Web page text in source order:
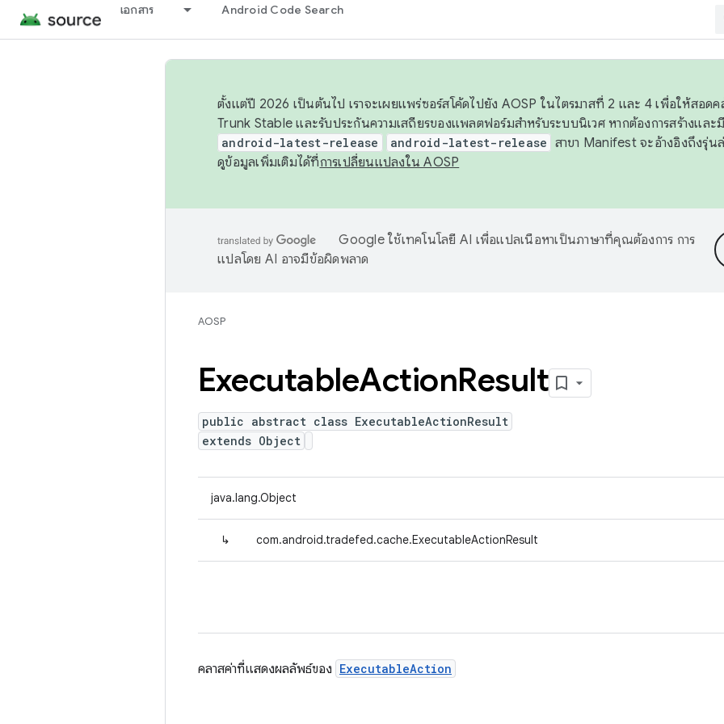
เอกสาร Android Code Search
ตั้งแต่ปี 2026 เป็นต้นไป เราจะเผยแพร่ซอร์สโค้ดไปยัง AOSP ในไตรมาสที่ 2 และ 4 เพื่อให้สอด
Trunk Stable และรับประกันความเสถียรของแพลตฟอร์มสำหรับระบบนิเวศ หากต้องการสร้างและ
android-latest-release android-latest-release สาขา Manifest จะอ้างอิงถึงรุ่
ดูข้อมูลเพิ่มเติมได้ที่การเปลี่ยนแปลงใน AOSP
Google ใช้เทคโนโลยี AI เพื่อแปลเนื้อหาเป็นภาษาที่คุณต้องการ การ
แปลโดย AI อาจมีข้อผิดพลาด
AOSP
ExecutableActionResult
public abstract class ExecutableActionResult
extends Object
java.lang.Object
↳ com.android.tradefed.cache.ExecutableActionResult
คลาสค่าที่แสดงผลลัพธ์ของ ExecutableAction